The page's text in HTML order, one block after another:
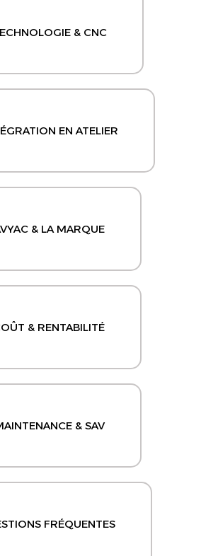
& CNC
EN ATELIER
& LA MARQUE
& RENTABILITÉ
& SAV
FRÉQUENTES